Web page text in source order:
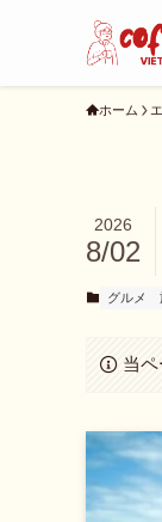
ホーム
2026
8/02
グルメ
当